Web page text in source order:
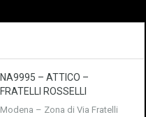
NA9995 – ATTICO –
FRATELLI ROSSELLI
Modena – Zona di Via Fratelli